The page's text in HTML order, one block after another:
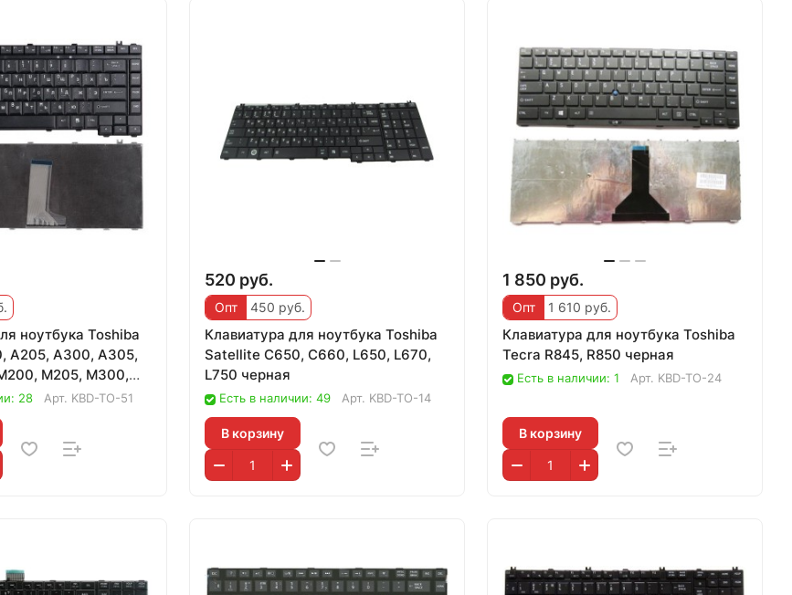
ноутбука Toshiba
A205, A300, A305,
M205, M300,
28 Арт. KBD-TO-51
520 руб.
Опт 450 руб.
Клавиатура для ноутбука Toshiba
Satellite C650, C660, L650, L670,
L750 черная
Есть в наличии: 49 Арт. KBD-TO-14
В корзину
1 850 руб.
Опт 1 610 руб.
Клавиатура для ноутбука Toshiba
Tecra R845, R850 черная
Есть в наличии: 1 Арт. KBD-TO-24
В корзину